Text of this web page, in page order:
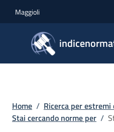
Maggioli
Briciole di
Home / Ricerca per
Stai cercando norme per /